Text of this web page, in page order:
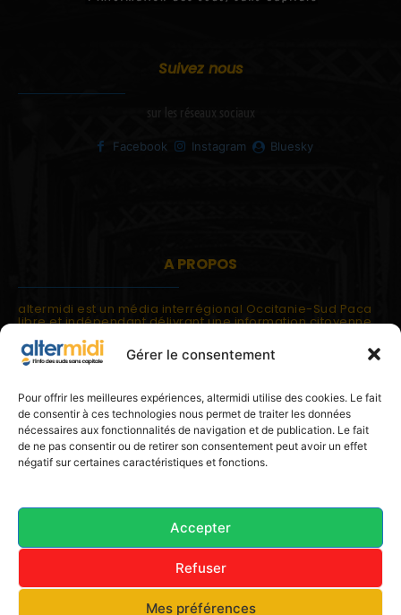
Gérer le consentement
Pour offrir les meilleures expériences, altermidi utilise des cookies. Le fait
de consentir à ces technologies nous permet de traiter les données
nécessaires aux fonctionnalités de navigation et de publication. Le fait
de ne pas consentir ou de retirer son consentement peut avoir un effet
négatif sur certaines caractéristiques et fonctions.
Accepter
Refuser
Mes préférences
Suivez nous
sur les réseaux sociaux
Facebook Instagram Bluesky
A PROPOS
altermidi est un média interrégional Occitanie-Sud Paca
libre et indépendant délivrant une information citoyenne
altermidi est ouvert sur les suds, la méditerranée,
l'europe.
altermidi aborde des thématiques globales évaluées à
partir des constats de terrain ou d'analyses à l'échelon
local.
altermidi c'est l'information capitale, sans capitale.
© 2025 altermidi.org - Les amis d'altermidi